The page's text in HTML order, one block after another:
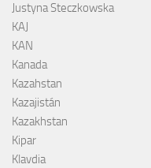
Justyna Steczkowska
KAJ
KAN
Kanada
Kazahstan
Kazajistán
Kazakhstan
Kipar
Klavdia